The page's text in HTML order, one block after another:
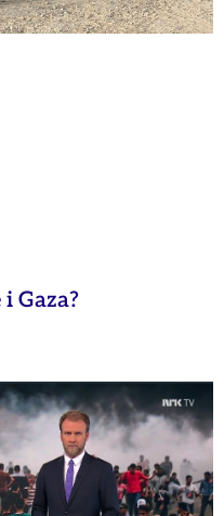
Gaza?